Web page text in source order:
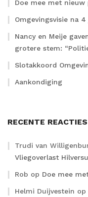
Doe mee met
Omgevingsvisie na
Nancy en Meije
grotere stem:
Slotakkoord
Aankondiging
RECENTE REACTIES
Trudi van
Vliegoverlast
Rob op Doe mee
Helmi Duijvestein op